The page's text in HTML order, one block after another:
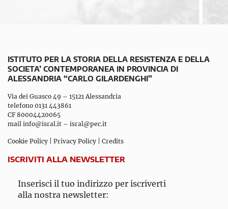
ISTITUTO PER LA STORIA DELLA RESISTENZA E DELLA
SOCIETA’ CONTEMPORANEA IN PROVINCIA DI
ALESSANDRIA “CARLO GILARDENGHI”
Via dei Guasco 49 – 15121 Alessandria
telefono 0131 443861
CF 80004420065
mail info@isral.it – isral@pec.it
Cookie Policy Privacy Policy Credits
ISCRIVITI ALLA NEWSLETTER
Inserisci il tuo indirizzo per iscriverti
alla nostra newsletter: